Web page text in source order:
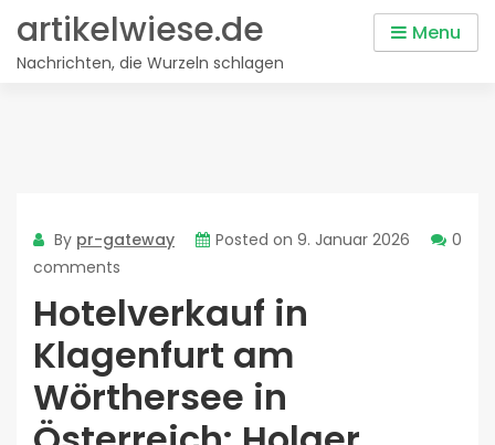
content
artikelwiese.de
Nachrichten, die Wurzeln schlagen
Menu
By pr-gateway Posted on 9. Januar 2026
0
comments
Hotelverkauf in
Klagenfurt am
Wörthersee in